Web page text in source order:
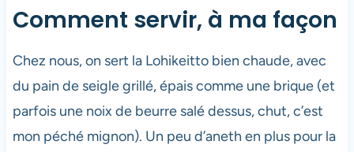
Comment servir, à ma façon
Chez nous, on sert la Lohikeitto bien chaude, avec
du pain de seigle grillé, épais comme une brique (et
parfois une noix de beurre salé dessus, chut, c’est
mon péché mignon). Un peu d’aneth en plus pour la